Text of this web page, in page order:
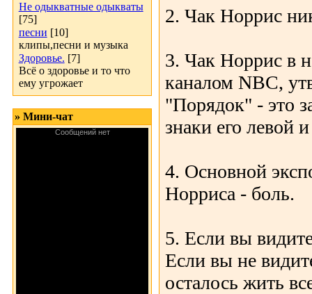
Не одыкватные одыкваты
[75]
песни [10]
клипы,песни и музыка
Здоровье. [7]
Всё о здоровье и то что
ему угрожает
» Мини-чат
2. Чак Норрис
3. Чак Норрис в
каналом NBC,
"Порядок" - это
знаки его левой
4. Основной
Норриса - боль.
5. Если вы
Если вы не
осталось жить